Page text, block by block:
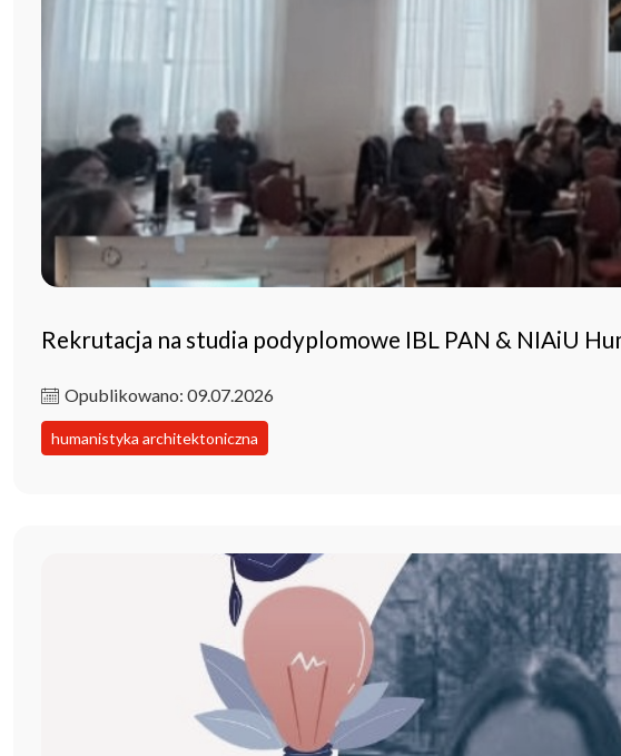
Rekrutacja na studia podyplomowe IBL PAN & NIAiU
Opublikowano: 09.07.2026
humanistyka architektoniczna